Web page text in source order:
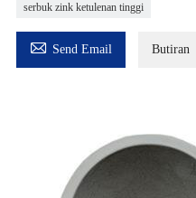
serbuk zink ketulenan tinggi
 Send Email Butiran